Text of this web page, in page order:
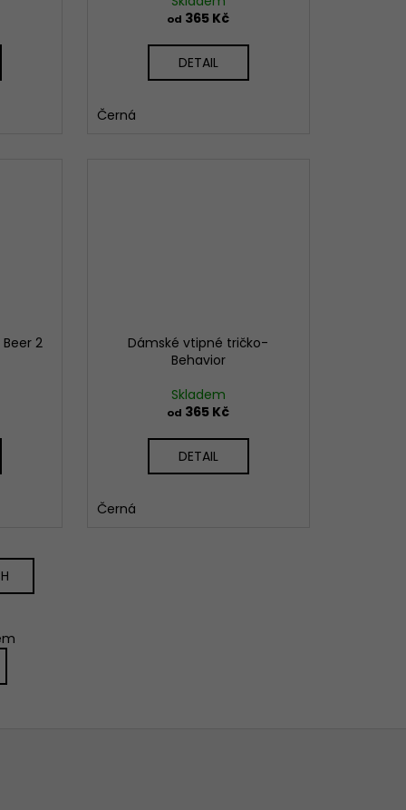
od 365 Kč
DETAIL
Černá
2
Dámské vtipné tričko-
Behavior
Skladem
od 365 Kč
DETAIL
Černá